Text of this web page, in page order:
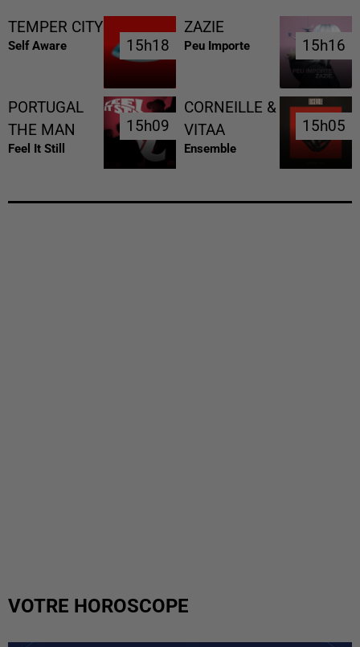
TEMPER CITY
Self Aware 15h18
15h18
ZAZIE
Peu Importe 15h16
15h16
PORTUGAL
THE MAN
Feel It Still
15h09
15h09
CORNEILLE &
VITAA
Ensemble
15h05
15h05
VOTRE HOROSCOPE